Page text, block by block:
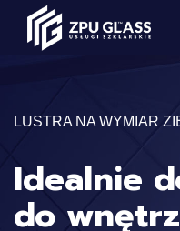
LUSTRA NA WYMIAR
Idealnie
do